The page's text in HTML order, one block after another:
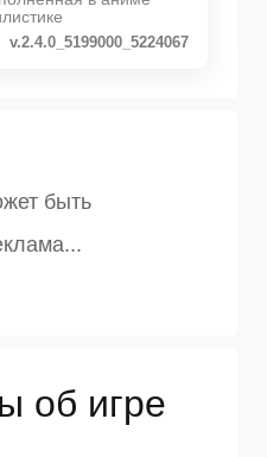
v.2.4.0_5199000_5224067
об игре